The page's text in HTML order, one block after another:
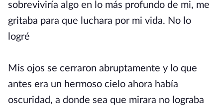
sobreviviría algo en lo más profundo de mi, me
gritaba para que luchara por mi vida. No lo
logré
Mis ojos se cerraron abruptamente y lo que
antes era un hermoso cielo ahora había
oscuridad, a donde sea que mirara no lograba